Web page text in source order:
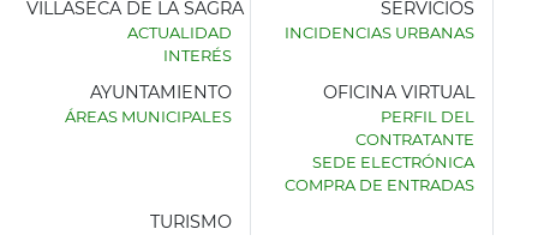
AYUNTAMIENTO
VILLASECA DE LA SAGRA
ACTUALIDAD
INTERÉS
SERVICIOS
INCIDENCIAS URBANAS
AYUNTAMIENTO
ÁREAS MUNICIPALES
OFICINA VIRTUAL
PERFIL DEL
CONTRATANTE
SEDE ELECTRÓNICA
COMPRA DE ENTRADAS
TURISMO